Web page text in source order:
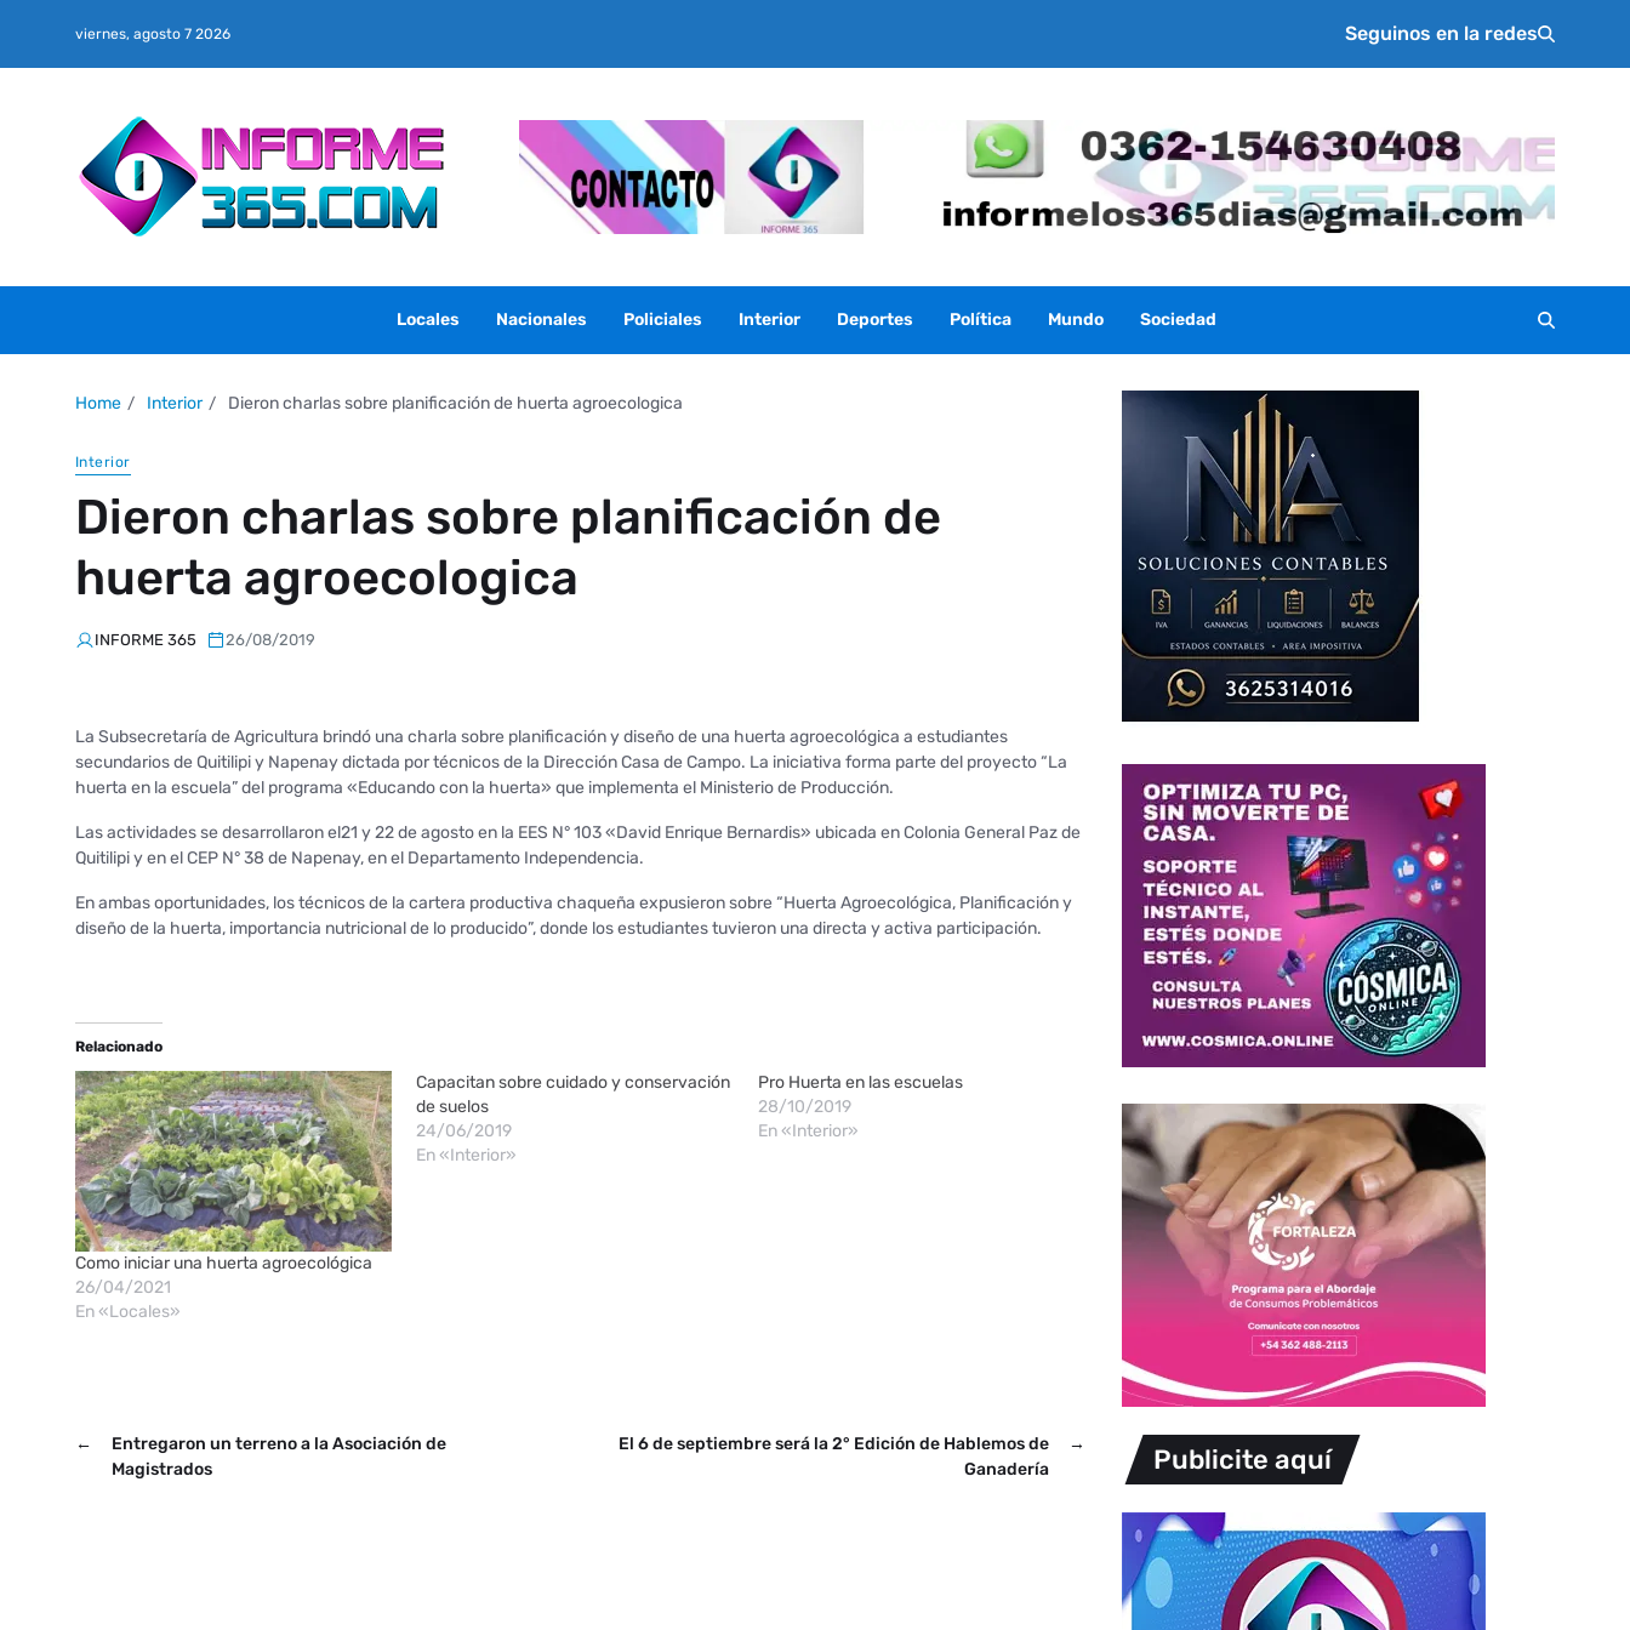
viernes, agosto 7 2026 Seguinos en la redes
Locales Nacionales Policiales Interior Deportes Política Mundo Sociedad
Home Interior Dieron charlas sobre planificación de huerta agroecologica
Interior
Dieron charlas sobre planificación de
huerta agroecologica
INFORME 365 26/08/2019
La Subsecretaría de Agricultura brindó una charla sobre planificación y diseño de una huerta agroecológica a estudiantes
secundarios de Quitilipi y Napenay dictada por técnicos de la Dirección Casa de Campo. La iniciativa forma parte del proyecto “La
huerta en la escuela” del programa «Educando con la huerta» que implementa el Ministerio de Producción.
Las actividades se desarrollaron el21 y 22 de agosto en la EES N° 103 «David Enrique Bernardis» ubicada en Colonia General Paz de
Quitilipi y en el CEP N° 38 de Napenay, en el Departamento Independencia.
En ambas oportunidades, los técnicos de la cartera productiva chaqueña expusieron sobre “Huerta Agroecológica, Planificación y
diseño de la huerta, importancia nutricional de lo producido”, donde los estudiantes tuvieron una directa y activa participación.
Relacionado
Como iniciar una huerta agroecológica
26/04/2021
En «Locales»
Capacitan sobre cuidado y conservación
de suelos
24/06/2019
En «Interior»
Pro Huerta en las escuelas
28/10/2019
En «Interior»
←
Entregaron un terreno a la Asociación de
Magistrados
→
El 6 de septiembre será la 2° Edición de Hablemos de
Ganadería
Publicite aquí